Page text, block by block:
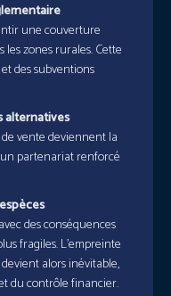
une couverture
zones rurales. Cette
des subventions
alternatives
vente deviennent la
partenariat renforcé
des conséquences
fragiles. L’empreinte
alors inévitable,
du contrôle financier.